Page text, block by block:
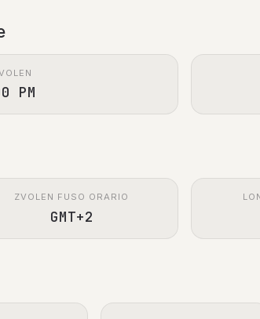
PM
ZVOLEN FUSO ORARIO
GMT+2